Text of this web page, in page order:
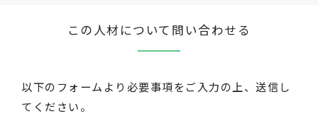
この人材について問い合わせる
以下のフォームより必要事項をご入力の上、送信し
てください。